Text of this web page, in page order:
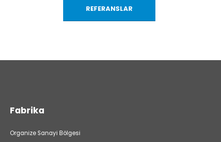
REFERANSLAR
Fabrika
Organize Sanayi Bölgesi